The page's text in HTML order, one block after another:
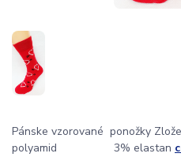
Pánske vzorované ponožky
polyamid 3% elastan